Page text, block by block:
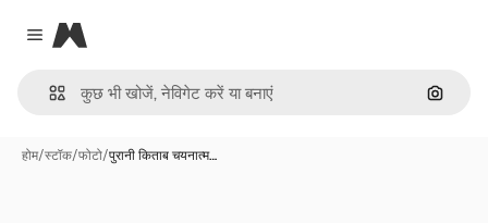
Close menu
Magnific
इमेज से
होम/स्टॉक/फोटो/पुरानी किताब चयनात्म…